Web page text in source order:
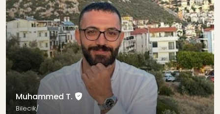
Muhammed T.
Bilecik/